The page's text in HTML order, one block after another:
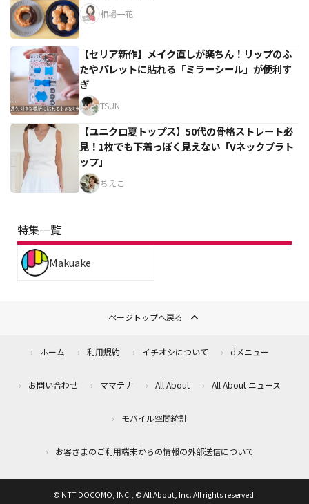
相場一花
【セリア新作】メイク直しが楽ちん！リップのふ
たやパレットに貼れる「ミラーシール」が便利す
ぎ
TSUN
【ユニクロ夏トップス】50代の骨格ストレート必
見！1枚でも下着っぽく見えない「Vネックブラト
ップ」
ちえこ
特集一覧
Makuake
ページトップへ戻る
ホーム 利用規約 イチオシについて dメニュー
お問い合わせ ママテナ All About All About ニュース
モバイル空間統計
お客さまのご利用端末からの情報の外部送信について
© NTT DOCOMO, INC., © All About, Inc. All rights reserved.